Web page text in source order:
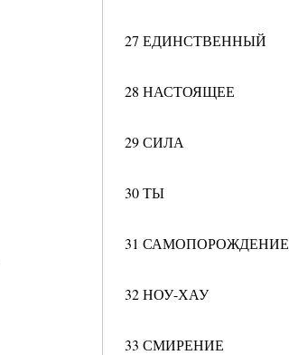
27 ЕДИНСТВЕННЫЙ
28 НАСТОЯЩЕЕ
29 СИЛА
30 ТЫ
31 САМОПОРОЖДЕНИЕ
32 НОУ-ХАУ
33 СМИРЕНИЕ